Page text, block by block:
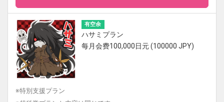
有空余
ハサミプラン
每月会费100,000日元 (100000 JPY)
※特別支援プラン